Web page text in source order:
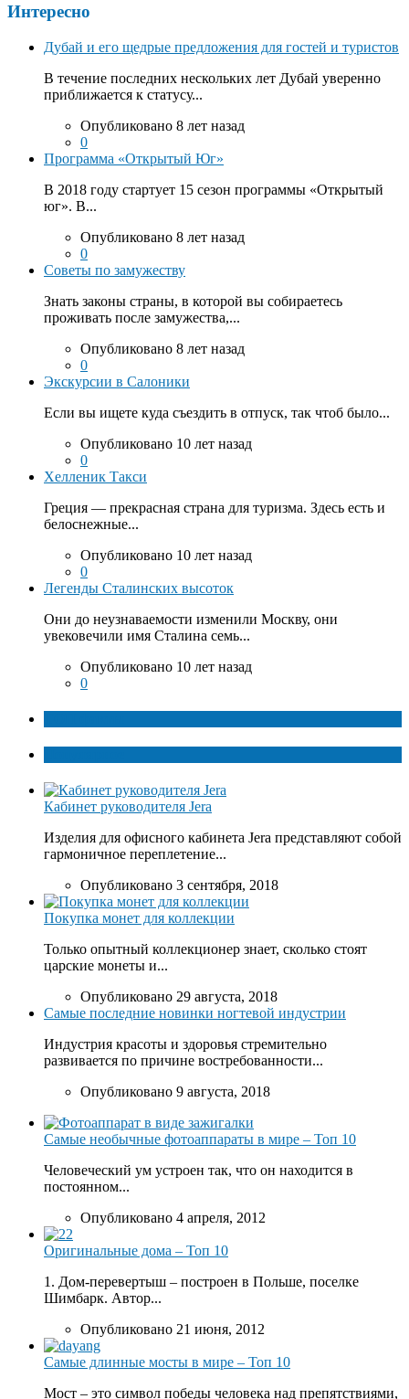
Интересно
Дубай и его щедрые предложения для гостей и туристов
В течение последних нескольких лет Дубай уверенно
приближается к статусу...
Опубликовано 8 лет назад
0
Программа «Открытый Юг»
В 2018 году стартует 15 сезон программы «Открытый
юг». В...
Опубликовано 8 лет назад
0
Советы по замужеству
Знать законы страны, в которой вы собираетесь
проживать после замужества,...
Опубликовано 8 лет назад
0
Экскурсии в Салоники
Если вы ищете куда съездить в отпуск, так чтоб было...
Опубликовано 10 лет назад
0
Хелленик Такси
Греция — прекрасная страна для туризма. Здесь есть и
белоснежные...
Опубликовано 10 лет назад
0
Легенды Сталинских высоток
Они до неузнаваемости изменили Москву, они
увековечили имя Сталина семь...
Опубликовано 10 лет назад
0
Кабинет руководителя Jera
Изделия для офисного кабинета Jera представляют собой
гармоничное переплетение...
Опубликовано 3 сентября, 2018
Покупка монет для коллекции
Только опытный коллекционер знает, сколько стоят
царские монеты и...
Опубликовано 29 августа, 2018
Самые последние новинки ногтевой индустрии
Индустрия красоты и здоровья стремительно
развивается по причине востребованности...
Опубликовано 9 августа, 2018
Самые необычные фотоаппараты в мире – Топ 10
Человеческий ум устроен так, что он находится в
постоянном...
Опубликовано 4 апреля, 2012
Оригинальные дома – Топ 10
1. Дом-перевертыш – построен в Польше, поселке
Шимбарк. Автор...
Опубликовано 21 июня, 2012
Самые длинные мосты в мире – Топ 10
Мост – это символ победы человека над препятствиями,